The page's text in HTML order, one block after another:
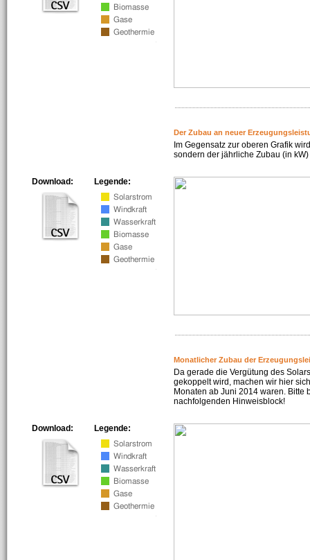
Der Zubau an neuer
Im Gegensatz zur oberen Grafik
sondern der jährliche Zubau (in
Legende:
Download:
Monatlicher Zubau der
Da gerade die Vergütung des
gekoppelt wird, machen wir hier
Monaten ab Juni 2014 waren. Bitte
nachfolgenden Hinweisblock!
Legende:
Download: